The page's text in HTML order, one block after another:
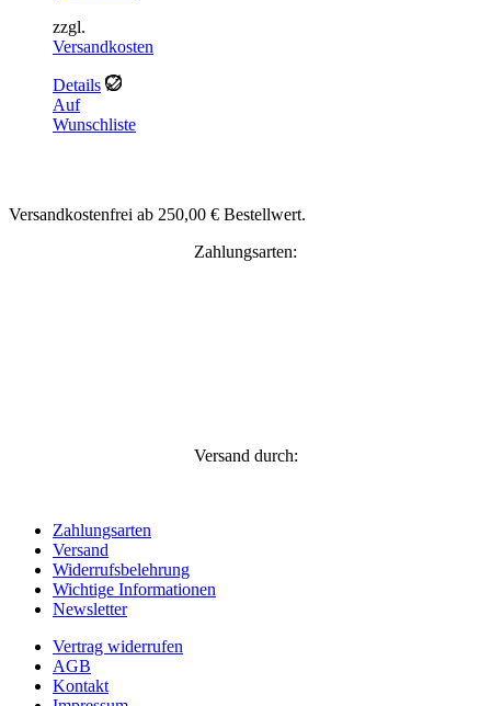
29,95 €
zzgl.
Versandkosten
Details
Auf
Wunschliste
Versandkostenfrei ab 250,00 € Bestellwert.
Zahlungsarten:
Versand durch:
Zahlungsarten
Versand
Widerrufsbelehrung
Wichtige Informationen
Newsletter
Vertrag widerrufen
AGB
Kontakt